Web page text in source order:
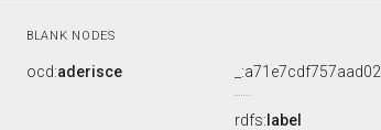
BLANK NODES
ocd:aderisce
rdfs: label